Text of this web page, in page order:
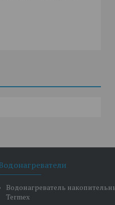
Водонагреватель
Termex